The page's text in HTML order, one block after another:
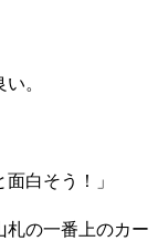
。
白そう！」
札の一番上のカー